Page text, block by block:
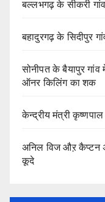
बल्लभगढ़ के सीकरी
बहादुरगढ़ के सिदीपुर
सोनीपत के बैयापुर गांव
ऑनर किलिंग का शक
केन्द्रीय मंत्री
अनिल विज औऱ कैप्टन
कूदे